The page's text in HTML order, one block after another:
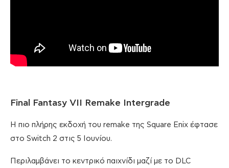
Final Fantasy VII Remake Intergrade
Η πιο πλήρης εκδοχή του remake της Square Enix έφτασε
στο Switch 2 στις 5 Ιουνίου.
Περιλαμβάνει το κεντρικό παιχνίδι μαζί με το DLC